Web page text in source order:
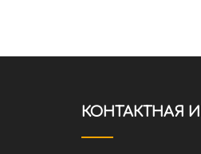
КОНТАКТНАЯ